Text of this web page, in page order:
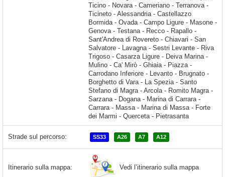
Strade sul percorso: SS33 A26 A7 A12
Itinerario sulla mappa: Vedi l’itinerario sulla mappa